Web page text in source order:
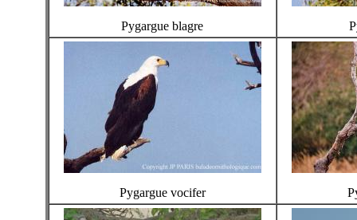
Pygargue blagre
Pygargue vocifer